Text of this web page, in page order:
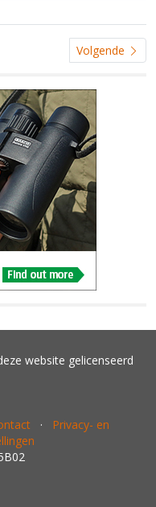
Volgende
website gelicenseerd
· Privacy- en